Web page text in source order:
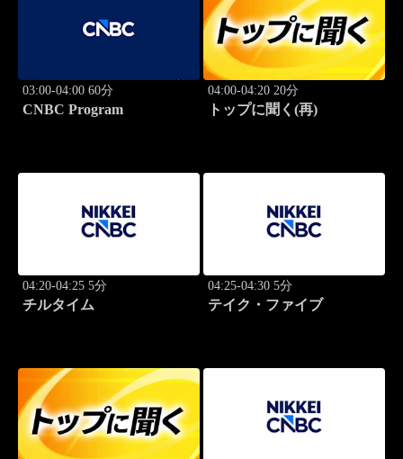
03:00-04:00 60分
CNBC Program
04:00-04:20 20分
トップに聞く(再)
04:20-04:25 5分
チルタイム
04:25-04:30 5分
テイク・ファイブ